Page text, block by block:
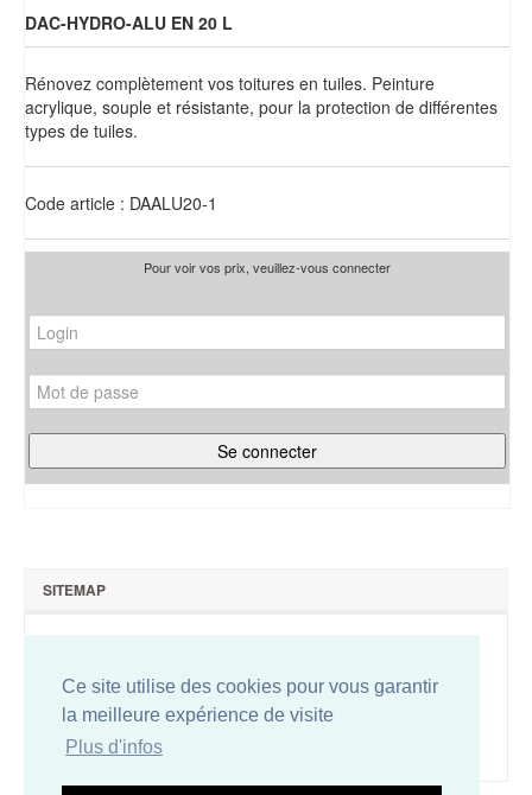
Ce site utilise des cookies pour vous garantir
la meilleure expérience de visite
Plus d'infos
DAC-HYDRO-ALU EN 20 L
Rénovez complètement vos toitures en tuiles. Peinture
acrylique, souple et résistante, pour la protection de différentes
types de tuiles.
Code article : DAALU20-1
Pour voir vos prix, veuillez-vous connecter
SITEMAP
Plan du site
Conditions de vente
Mentions légales